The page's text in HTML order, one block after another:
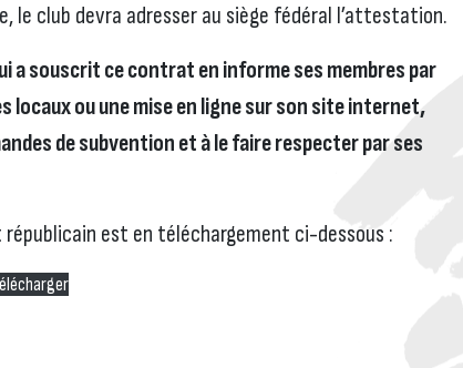
le club devra adresser au siège fédéral l’attestation.
a souscrit ce contrat en informe ses membres par
ou une mise en ligne sur son site internet,
de subvention et à le faire respecter par ses
est en téléchargement ci-dessous :